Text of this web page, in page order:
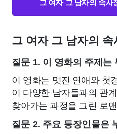
그 여자 그 남자의
질문 1. 이 영화의 주제는
이 영화는 멋진 연애와 첫
이 다양한 남자들과의 관
찾아가는 과정을 그린 로
질문 2. 주요 등장인물은